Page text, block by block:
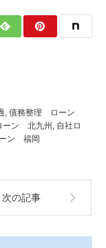
, 債務整理 ローン
ーン 北九州 , 自社ロ
ン 福岡
次の記事